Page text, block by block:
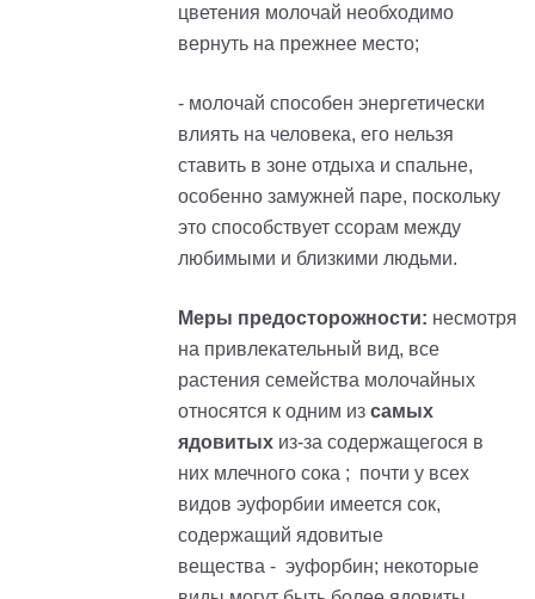
цветения молочай необходимо
вернуть на прежнее место;
- молочай способен энергетически
влиять на человека, его нельзя
ставить в зоне отдыха и спальне,
особенно замужней паре, поскольку
это способствует ссорам между
любимыми и близкими людьми.
Меры предосторожности: несмотря
на привлекательный вид, все
растения семейства молочайных
относятся к одним из самых
ядовитых из-за содержащегося в
них млечного сока ; почти у всех
видов эуфорбии имеется сок,
содержащий ядовитые
вещества - эуфорбин; некоторые